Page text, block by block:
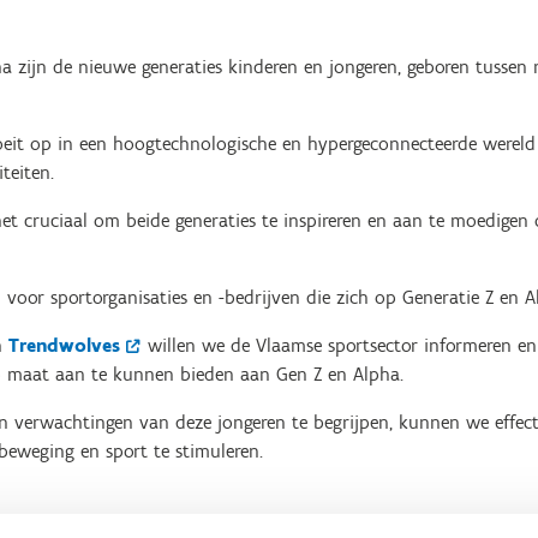
zijn de nieuwe generaties kinderen en jongeren, geboren
op in een hoogtechnologische en hypergeconnecteerde
cruciaal om beide generaties te inspireren en aan te
sportorganisaties en -bedrijven die zich op Generatie Z en
Trendwolves
willen we de Vlaamse sportsector informeren
aan te kunnen bieden aan Gen Z en Alpha.
verwachtingen van deze jongeren te begrijpen, kunnen we
en sport te stimuleren.